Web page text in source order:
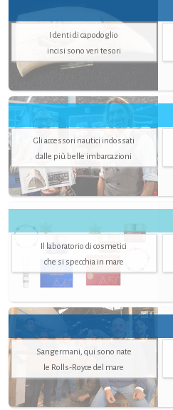
I denti di capodoglio
incisi sono veri tesori
Gli accessori nautici indossati
dalle più belle imbarcazioni
Il laboratorio di cosmetici
che si specchia in mare
Sangermani, qui sono nate
le Rolls-Royce del mare